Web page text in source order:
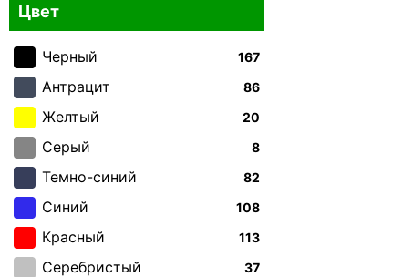
Цвет
167
Черный
86
Антрацит
20
Желтый
8
Серый
82
Темно-синий
108
Синий
113
Красный
37
Серебристый